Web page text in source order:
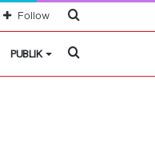
Cari
Follow
PUBLIK Cari